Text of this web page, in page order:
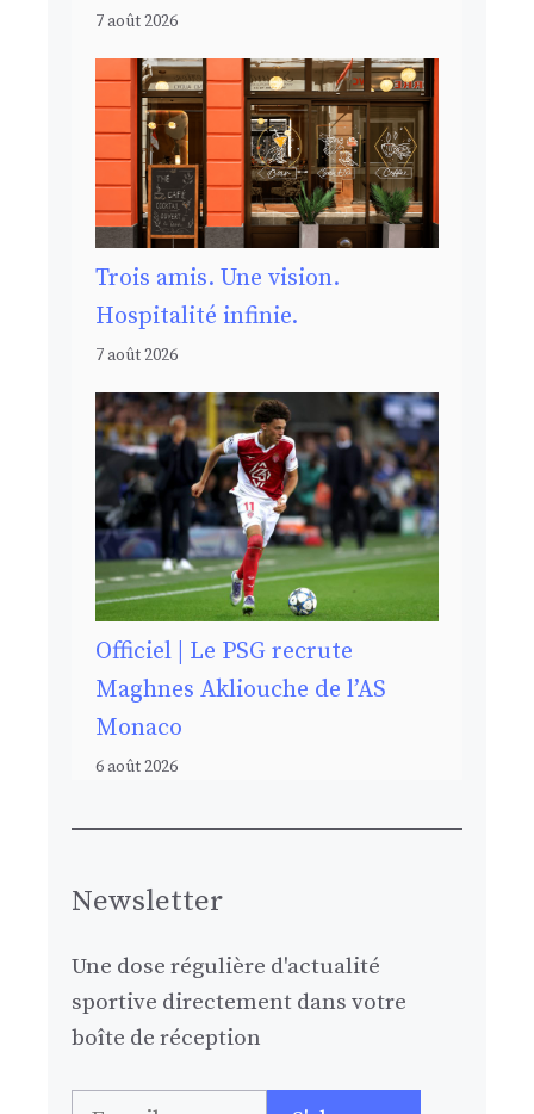
7 août 2026
Trois amis. Une vision.
Hospitalité infinie.
7 août 2026
Officiel | Le PSG recrute
Maghnes Akliouche de l’AS
Monaco
6 août 2026
Newsletter
Une dose régulière d'actualité
sportive directement dans votre
boîte de réception